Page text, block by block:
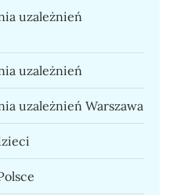
uzależnień
uzależnień
uzależnień Warszawa